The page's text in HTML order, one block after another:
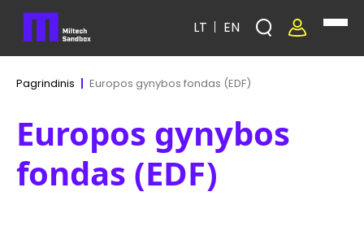
LT EN
Pagrindinis Europos gynybos fondas (EDF)
Europos gynybos
fondas (EDF)